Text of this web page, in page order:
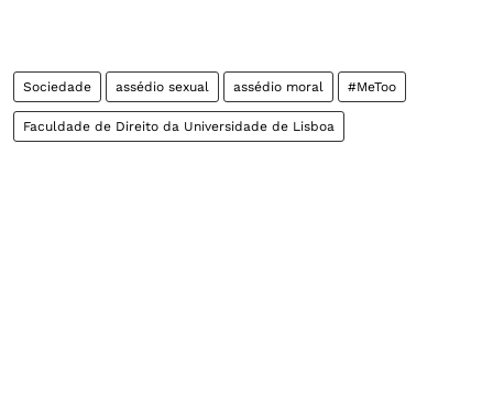
Sociedade assédio sexual assédio moral #MeToo
Faculdade de Direito da Universidade de Lisboa